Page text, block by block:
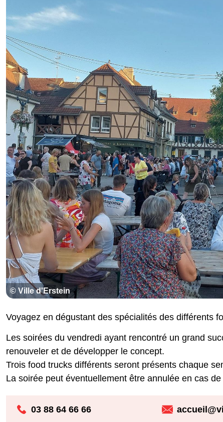
© Ville d'Erstein
Voyagez en dégustant des spécialités des différents
Les soirées du vendredi ayant rencontré un grand
renouveler et de développer le concept.
Trois food trucks différents seront présents chaque
La soirée peut éventuellement être annulée en cas
03 88 64 66 66